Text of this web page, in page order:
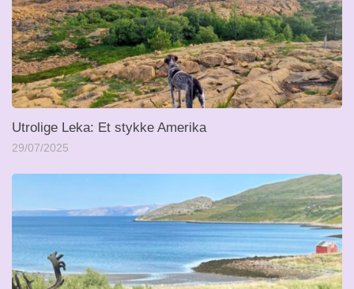
Utrolige Leka: Et stykke Amerika
29/07/2025